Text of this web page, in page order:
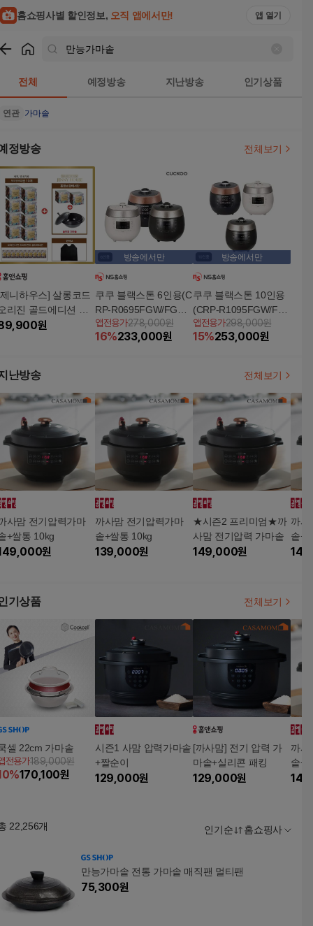
홈쇼핑사별 할인정보, 오직 앱에서만! 앱 열기
전체 예정방송 지난방송 인기상품
연관 가마솥
정방송 전체보기
니하우스] 살롱코드
리진 골드에디션 골
패키지 (염모제 10
원
방송에서만
쿠쿠 블랙스톤 6인용(C
RP-R0695FGW/FGB,
R0625FBB)+쿠헨바움
가마솥+로얄튜더 법랑
앱전용가278,000원
16%233,000원
방송에서만
쿠쿠 블랙스톤 10인용
(CRP-R1095FGW/FG
B/1015FBB)+쿠헨바움
가마솥+로얄튜더 법랑
앱전용가298,000원
15%253,000원
난방송 전체보기
사맘 전기압력가마
+쌀통 10kg
원
까사맘 전기압력가마
솥+쌀통 10kg
139,000원
★시즌2 프리미엄★까
사맘 전기압력 가마솥
149,000원
까사
솥+
기상품 전체보기
셀 22cm 가마솥
전용가189,000원
%170,100원
시즌1 사맘 압력가마솥
+짤순이
129,000원
[까사맘] 전기 압력 가
마솥+실리콘 패킹
129,000원
까사
솥+
22,256개 인기순 홈쇼핑사
만능가마솥 전통 가마솥 매직팬 멀티팬
75,300원